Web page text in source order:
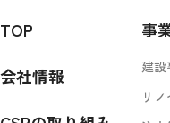
TOP
会社情報
事
建設
リ